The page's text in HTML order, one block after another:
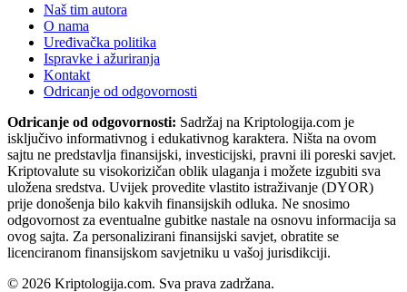
Naš tim autora
O nama
Uređivačka politika
Ispravke i ažuriranja
Kontakt
Odricanje od odgovornosti
Odricanje od odgovornosti: Sadržaj na Kriptologija.com je
isključivo informativnog i edukativnog karaktera. Ništa na ovom
sajtu ne predstavlja finansijski, investicijski, pravni ili poreski savjet.
Kriptovalute su visokorizičan oblik ulaganja i možete izgubiti sva
uložena sredstva. Uvijek provedite vlastito istraživanje (DYOR)
prije donošenja bilo kakvih finansijskih odluka. Ne snosimo
odgovornost za eventualne gubitke nastale na osnovu informacija sa
ovog sajta. Za personalizirani finansijski savjet, obratite se
licenciranom finansijskom savjetniku u vašoj jurisdikciji.
© 2026 Kriptologija.com. Sva prava zadržana.